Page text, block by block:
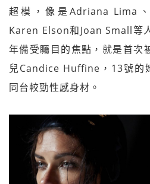
超模，像是Adriana Lima
Karen Elson和Joan Small等
年備受矚目的焦點，就是首次
兒Candice Huffine，13號的
同台較勁性感身材。